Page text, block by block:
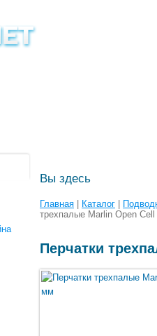
Вы здесь
Главная Каталог
трехпалые Marlin Open
Перчатки